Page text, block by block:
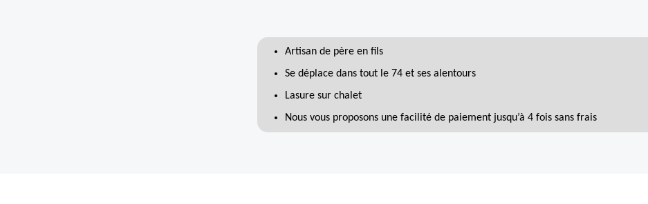
Artisan de père en fils
Se déplace dans tout le 74 et ses alentours
Lasure sur chalet
Nous vous proposons une facilité de paiement jusqu’à 4 fois sans frais